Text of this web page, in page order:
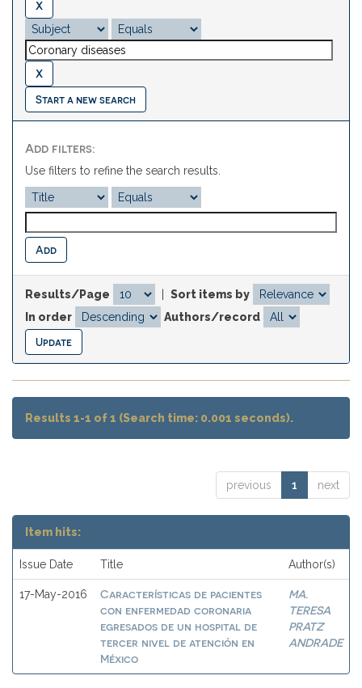
Start a new search
Add filters:
Use filters to refine the search results.
Results/Page
Sort items by
In order
Authors/record
Results 1-1 of 1 (Search time: 0.001 seconds).
previous 1 next
Item hits:
Issue Date Title Author(s)
17-May-2016
Características de pacientes
con enfermedad coronaria
egresados de un hospital de
tercer nivel de atención en
México
MA.
TERESA
PRATZ
ANDRADE